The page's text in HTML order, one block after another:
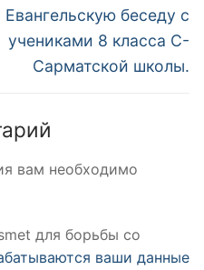
Евангельскую беседу с
учениками 8 класса С-
Сарматской школы.
вам необходимо
для борьбы со
ваши данные